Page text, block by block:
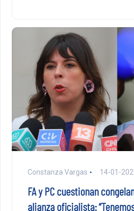
Constanza Vargas 14-01-
FA y PC cuestionan
alianza oficialista: